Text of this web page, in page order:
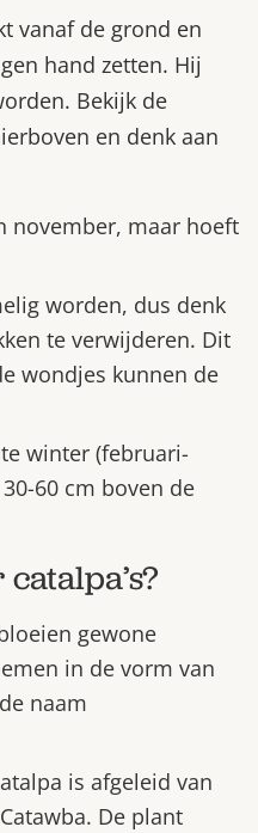
vanaf de grond en
hand zetten. Hij
Bekijk de
en denk aan
november, maar hoeft
worden, dus denk
te verwijderen. Dit
wondjes kunnen de
winter (februari-
60 cm boven de
gewone
in de vorm van
naam
is afgeleid van
De plant